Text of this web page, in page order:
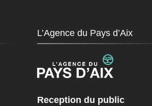
L’Agence du Pays d’Aix
Reception du public